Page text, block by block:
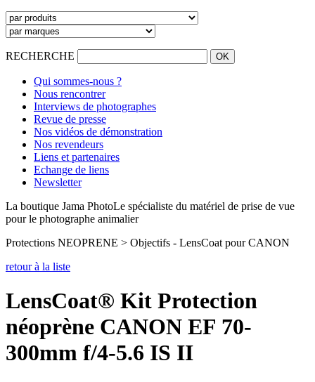
RECHERCHE
Qui sommes-nous ?
Nous rencontrer
Interviews de photographes
Revue de presse
Nos vidéos de démonstration
Nos revendeurs
Liens et partenaires
Echange de liens
Newsletter
La boutique Jama PhotoLe spécialiste du matériel de prise de vue
pour le photographe animalier
Protections NEOPRENE > Objectifs - LensCoat pour CANON
retour à la liste
LensCoat® Kit Protection
néoprène CANON EF 70-
300mm f/4-5.6 IS II